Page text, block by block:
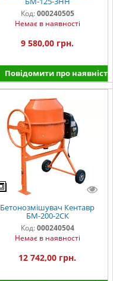
Код: 000240505
Немає в наявності
9 580,00 грн.
Повідомити про наявність
Бетонозмішувач Кентавр
БМ-200-2СК
Код: 000240504
Немає в наявності
12 742,00 грн.